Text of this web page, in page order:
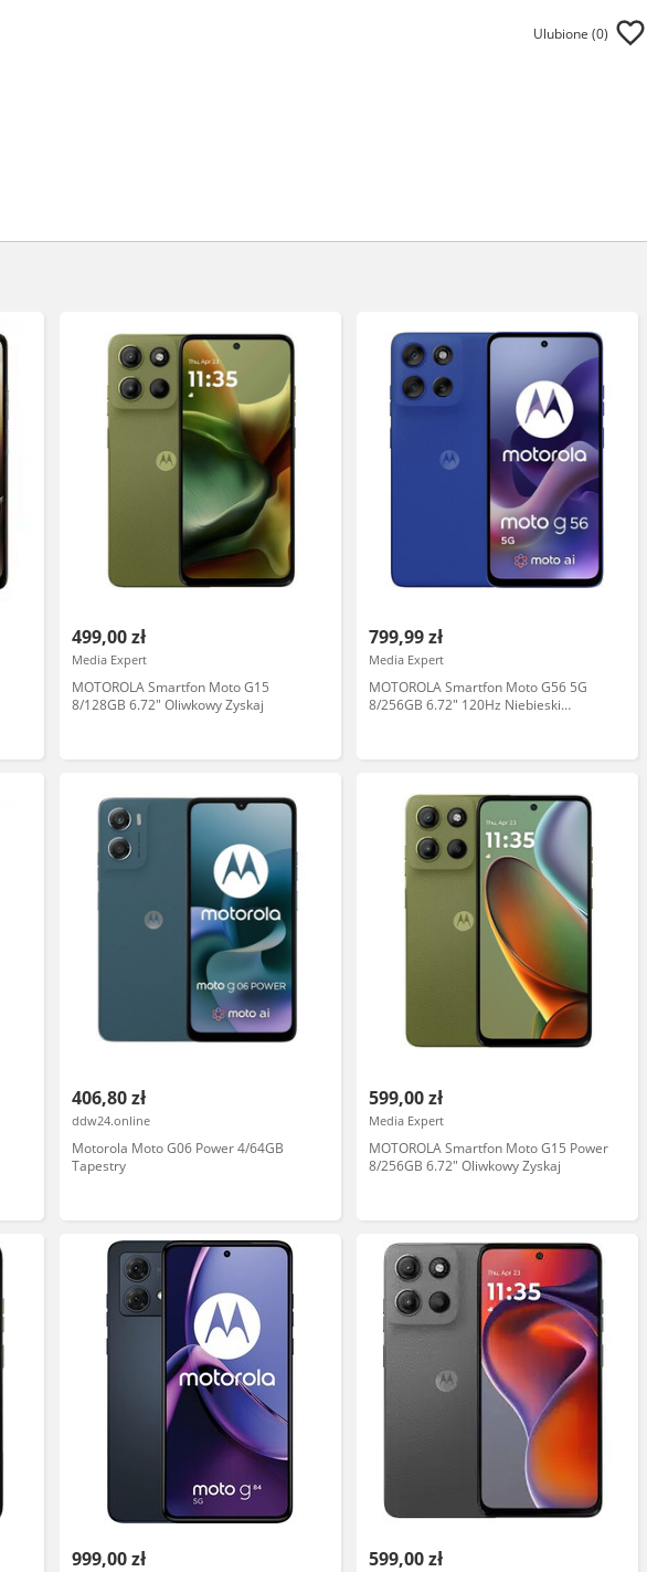
Ulubione (0)
499,00 zł
Media Expert
MOTOROLA Smartfon Moto G15
8/128GB 6.72" Oliwkowy Zyskaj
799,99 zł
Media Expert
MOTOROLA Smartfon Moto G56 5G
8/256GB 6.72" 120Hz Niebieski
406,80 zł
ddw24.online
Motorola Moto G06 Power 4/64GB
Tapestry
599,00 zł
Media Expert
MOTOROLA Smartfon Moto G15 Power
8/256GB 6.72" Oliwkowy Zyskaj
999,00 zł 599,00 zł